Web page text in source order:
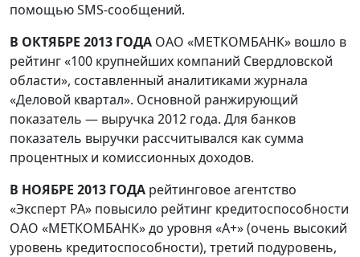
помощью SMS-сообщений.
В ОКТЯБРЕ 2013 ГОДА ОАО «МЕТКОМБАНК» вошло в
рейтинг «100 крупнейших компаний Свердловской
области», составленный аналитиками журнала
«Деловой квартал». Основной ранжирующий
показатель — выручка 2012 года. Для банков
показатель выручки рассчитывался как сумма
процентных и комиссионных доходов.
В НОЯБРЕ 2013 ГОДА рейтинговое агентство
«Эксперт РА» повысило рейтинг кредитоспособности
ОАО «МЕТКОМБАНК» до уровня «А+» (очень высокий
уровень кредитоспособности), третий подуровень,